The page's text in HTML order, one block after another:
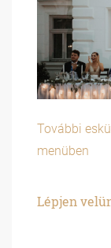
További
menüben
Lépjen